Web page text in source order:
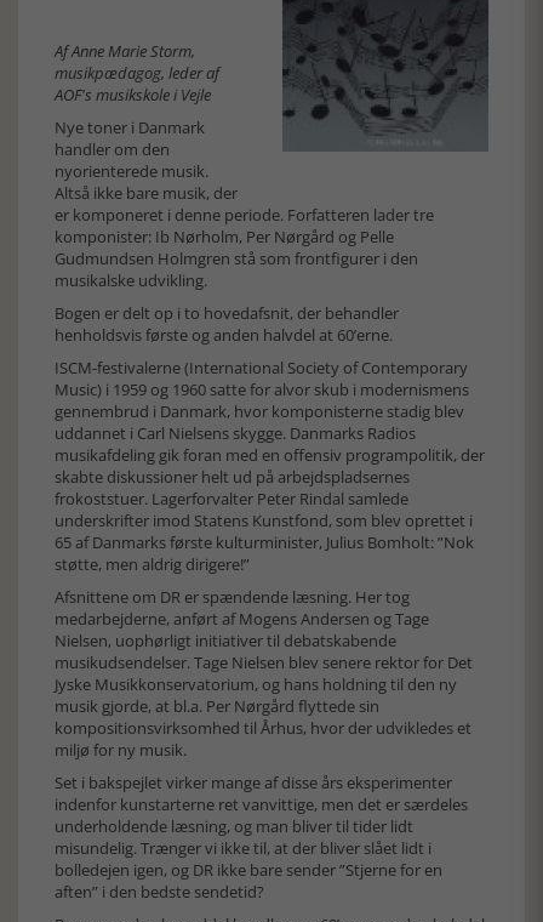
Af Anne Marie Storm,
musikpædagog, leder af
AOF's musikskole i Vejle
Nye toner i Danmark
handler om den
nyorienterede musik.
Altså ikke bare musik, der
er komponeret i denne periode. Forfatteren lader tre
komponister: Ib Nørholm, Per Nørgård og Pelle
Gudmundsen Holmgren stå som frontfigurer i den
musikalske udvikling.
Bogen er delt op i to hovedafsnit, der behandler
henholdsvis første og anden halvdel at 60’erne.
ISCM-festivalerne (International Society of Contemporary
Music) i 1959 og 1960 satte for alvor skub i modernismens
gennembrud i Danmark, hvor komponisterne stadig blev
uddannet i Carl Nielsens skygge. Danmarks Radios
musikafdeling gik foran med en offensiv programpolitik, der
skabte diskussioner helt ud på arbejdspladsernes
frokoststuer. Lagerforvalter Peter Rindal samlede
underskrifter imod Statens Kunstfond, som blev oprettet i
65 af Danmarks første kulturminister, Julius Bomholt: ”Nok
støtte, men aldrig dirigere!”
Afsnittene om DR er spændende læsning. Her tog
medarbejderne, anført af Mogens Andersen og Tage
Nielsen, uophørligt initiativer til debatskabende
musikudsendelser. Tage Nielsen blev senere rektor for Det
Jyske Musikkonservatorium, og hans holdning til den ny
musik gjorde, at bl.a. Per Nørgård flyttede sin
kompositionsvirksomhed til Århus, hvor der udvikledes et
miljø for ny musik.
Set i bakspejlet virker mange af disse års eksperimenter
indenfor kunstarterne ret vanvittige, men det er særdeles
underholdende læsning, og man bliver til tider lidt
misundelig. Trænger vi ikke til, at der bliver slået lidt i
bolledejen igen, og DR ikke bare sender ”Stjerne for en
aften” i den bedste sendetid?